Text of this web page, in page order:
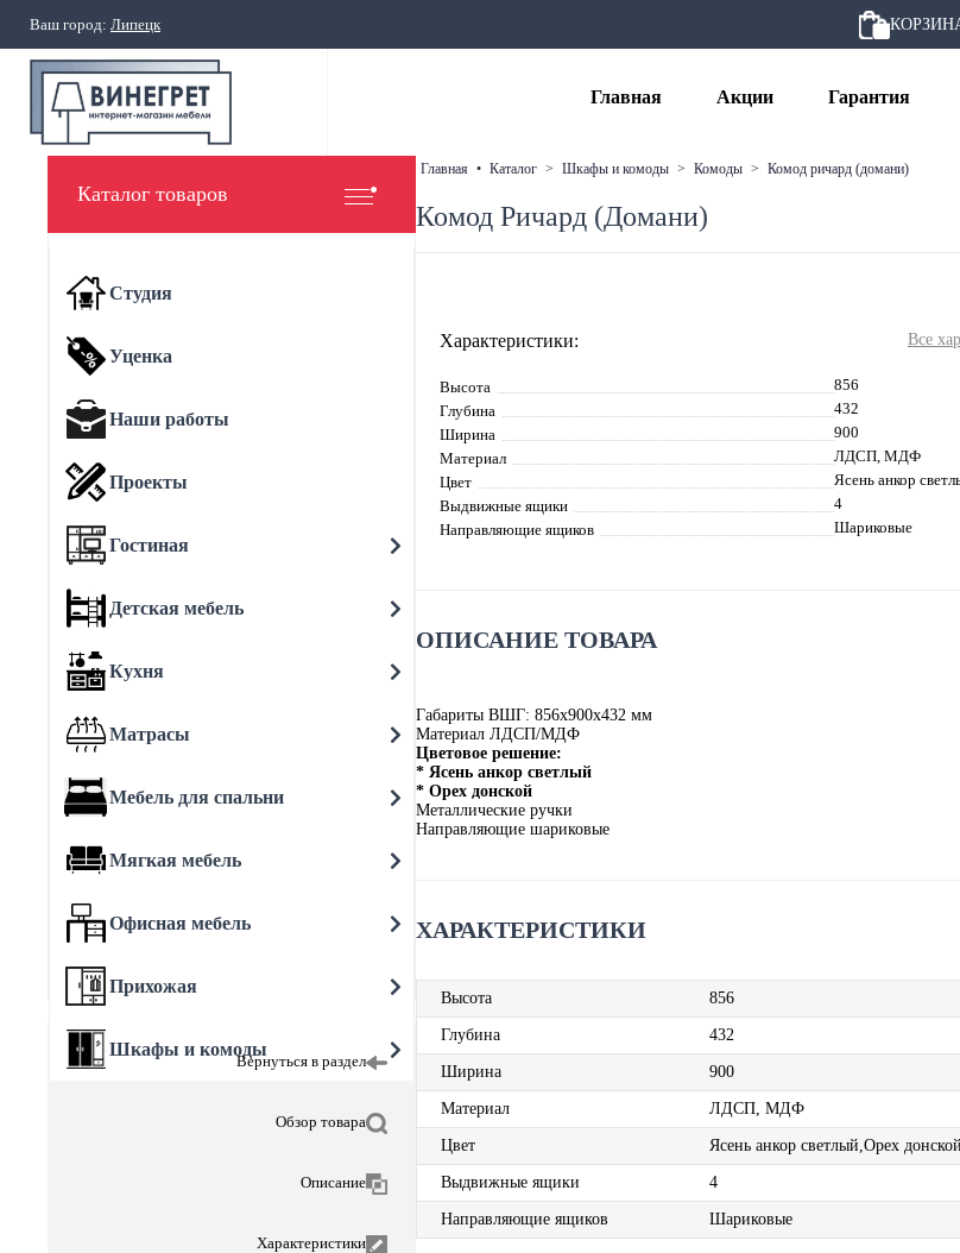
Ваш город: Липецк
Главная Акции Гарантия
Каталог товаров
Студия
Уценка
Наши работы
Проекты
Гостиная
Детская мебель
Кухня
Матрасы
Мебель для спальни
Мягкая мебель
Офисная мебель
Прихожая
Шкафы и комоды
Вернуться в раздел
Обзор товара
Описание
Характеристики
главная • каталог > шкафы и комоды > комоды > комод ричард (домани)
Комод Ричард (Домани)
Характеристики: Все
Высота
856
Глубина
432
Ширина
900
Материал
ЛДСП, МДФ
Цвет
Ясень анкор
Выдвижные ящики
4
Направляющие ящиков
Шариковые
ОПИСАНИЕ ТОВАРА
Габариты ВШГ: 856х900х432 мм
Материал ЛДСП/МДФ
Цветовое решение:
* Ясень анкор светлый
* Орех донской
Металлические ручки
Направляющие шариковые
ХАРАКТЕРИСТИКИ
Высота 856
Глубина 432
Ширина 900
Материал ЛДСП, МДФ
Цвет Ясень анкор светлый,Орех донской
Выдвижные ящики 4
Направляющие ящиков Шариковые